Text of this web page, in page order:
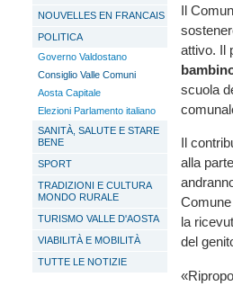
NOUVELLES EN FRANCAIS
POLITICA
Governo Valdostano
Consiglio Valle Comuni
Aosta Capitale
Elezioni Parlamento italiano
SANITÀ, SALUTE E STARE
BENE
SPORT
TRADIZIONI E CULTURA
MONDO RURALE
TURISMO VALLE D'AOSTA
VIABILITÀ E MOBILITÀ
TUTTE LE NOTIZIE
Il
attivo. Il
scuola
Il
alla
la
del